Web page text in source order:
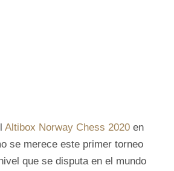
Altibox Norway Chess 2020 en
se merece este primer torneo
que se disputa en el mundo